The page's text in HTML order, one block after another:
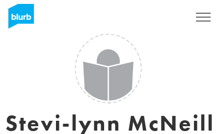
Stevi-lynn McNeill